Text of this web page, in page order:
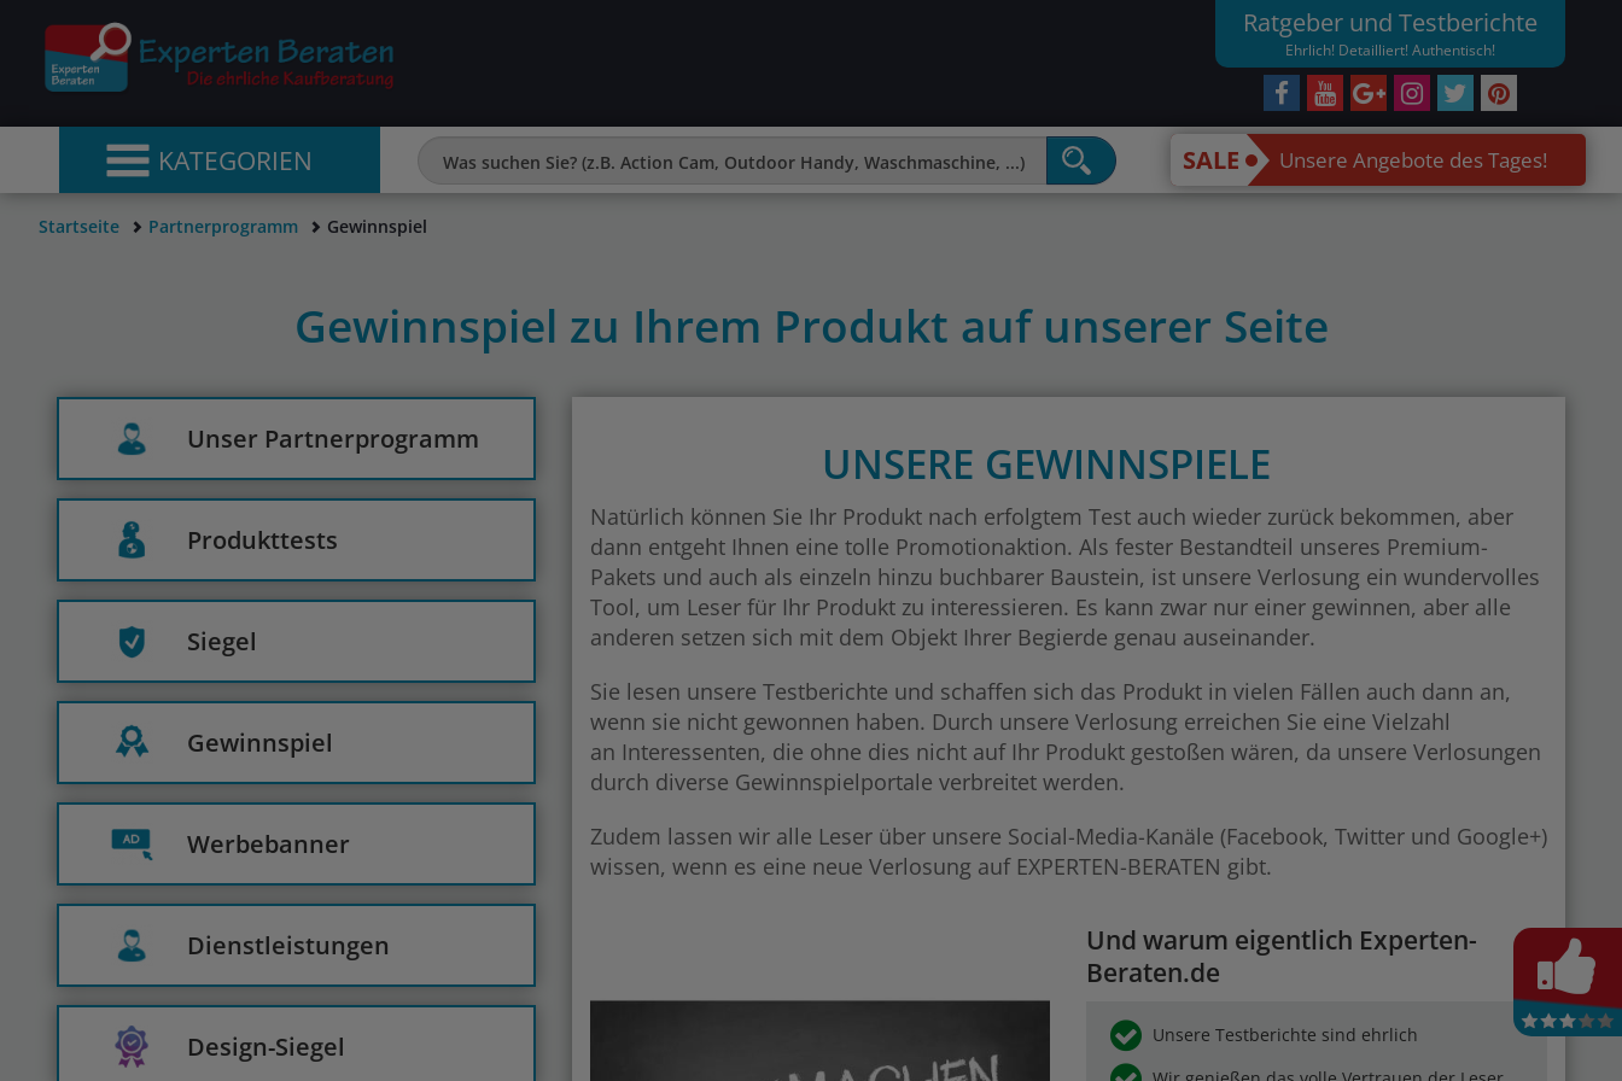
Ratgeber und Testberichte
Ehrlich! Detailliert! Authentisch!
KATEGORIEN SALE Unsere Angebote des Tages!
Startseite Partnerprogramm Gewinnspiel
Gewinnspiel zu Ihrem Produkt auf unserer Seite
Unser Partnerprogramm
Produkttests
Siegel
Gewinnspiel
Werbebanner
Dienstleistungen
Design-Siegel
UNSERE GEWINNSPIELE
Natürlich können Sie Ihr Produkt nach erfolgtem Test auch wieder zurück bekommen, aber
dann entgeht Ihnen eine tolle Promotionaktion. Als fester Bestandteil unseres Premium-
Pakets und auch als einzeln hinzu buchbarer Baustein, ist unsere Verlosung ein wundervolles
Tool, um Leser für Ihr Produkt zu interessieren. Es kann zwar nur einer gewinnen, aber alle
anderen setzen sich mit dem Objekt Ihrer Begierde genau auseinander.
Sie lesen unsere Testberichte und schaffen sich das Produkt in vielen Fällen auch dann an,
wenn sie nicht gewonnen haben. Durch unsere Verlosung erreichen Sie eine Vielzahl
an Interessenten, die ohne dies nicht auf Ihr Produkt gestoßen wären, da unsere Verlosungen
durch diverse Gewinnspielportale verbreitet werden.
Zudem lassen wir alle Leser über unsere Social-Media-Kanäle (Facebook, Twitter und Google+)
wissen, wenn es eine neue Verlosung auf EXPERTEN-BERATEN gibt.
Und warum eigentlich Experten-
Beraten.de
Unsere Testberichte sind ehrlich